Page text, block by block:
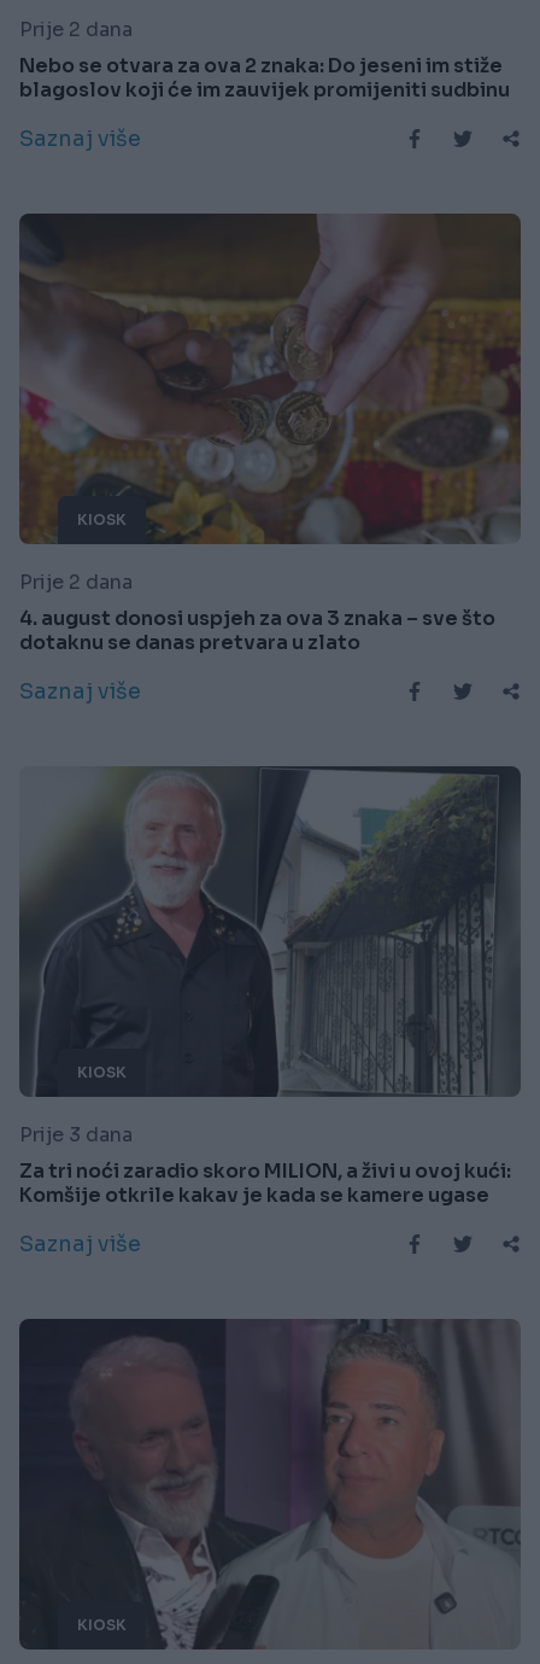
Prije 2 dana
Nebo se otvara za ova 2 znaka: Do jeseni im stiže
blagoslov koji će im zauvijek promijeniti sudbinu
Saznaj više
KIOSK
Prije 2 dana
4. august donosi uspjeh za ova 3 znaka – sve što
dotaknu se danas pretvara u zlato
Saznaj više
KIOSK
Prije 3 dana
Za tri noći zaradio skoro MILION, a živi u ovoj kući:
Komšije otkrile kakav je kada se kamere ugase
Saznaj više
KIOSK